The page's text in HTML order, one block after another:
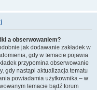
a obserwowaniem?
jak dodawanie zakładek w
gdy w temacie pojawia
przypomina obserwowanie
gdy nastąpi aktualizacja tematu
powiadamia użytkownika – w
temacie bądź forum